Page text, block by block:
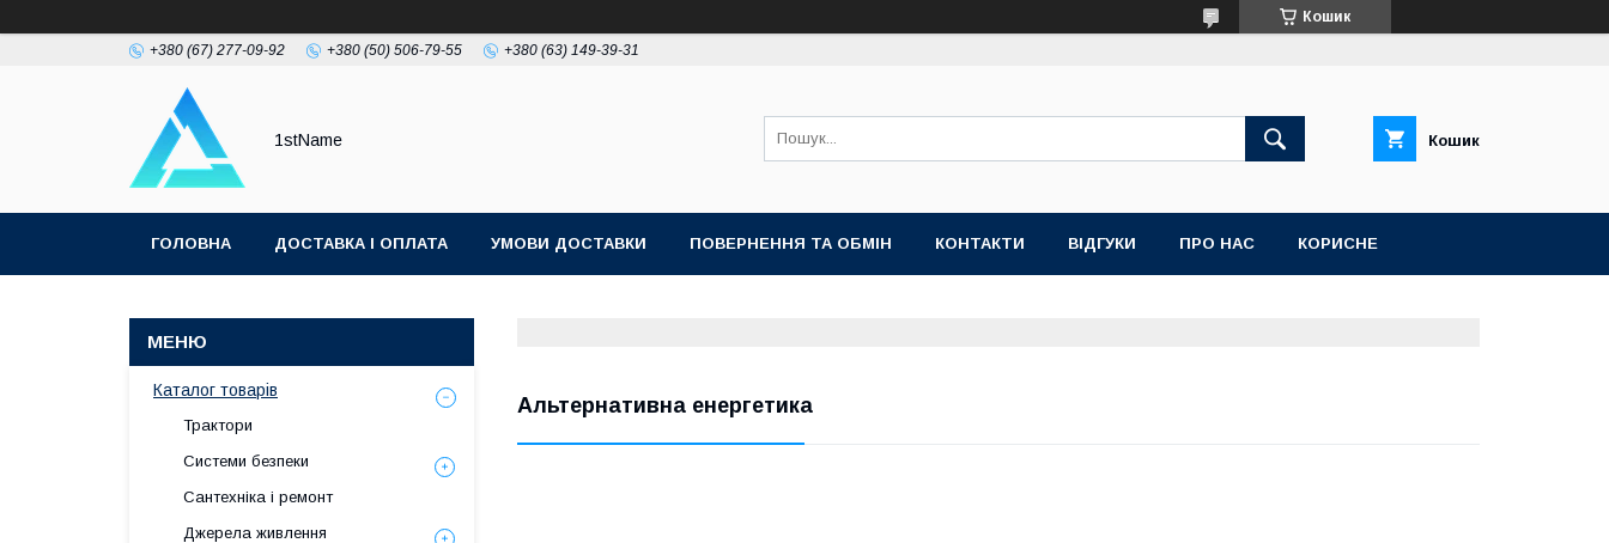
Кошик
+380 (67) 277-09-92 +380 (50) 506-79-55 +380 (63) 149-39-31
1stName Кошик
ГОЛОВНА ДОСТАВКА І ОПЛАТА УМОВИ ДОСТАВКИ ПОВЕРНЕННЯ ТА ОБМІН КОНТАКТИ ВІДГУКИ ПРО НАС КОРИСНЕ
Альтернативна енергетика
Каталог товарів
Трактори
Системи безпеки
Сантехніка і ремонт
Джерела живлення